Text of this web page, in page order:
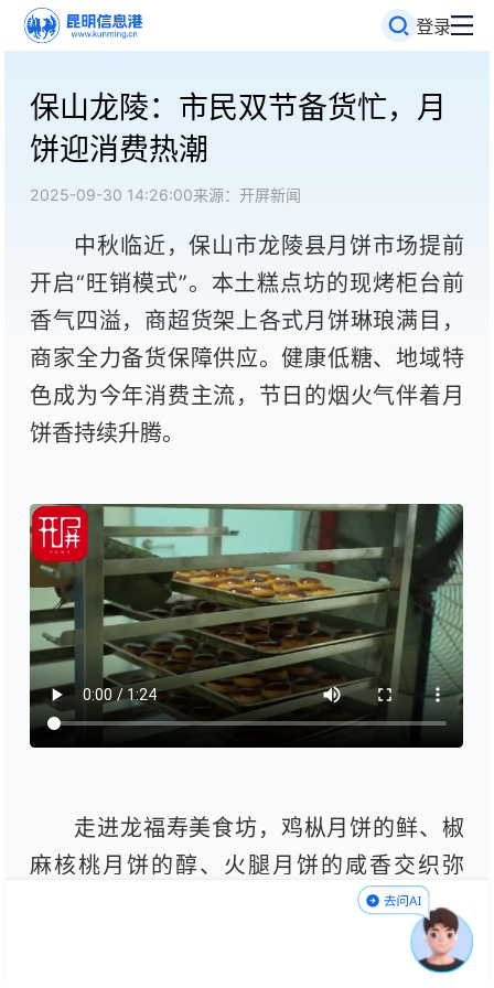
登录
保山龙陵：市民双节备货忙，月
饼迎消费热潮
2025-09-30 14:26:00来源：开屏新闻
中秋临近，保山市龙陵县月饼市场提前
开启“旺销模式”。本土糕点坊的现烤柜台前
香气四溢，商超货架上各式月饼琳琅满目，
商家全力备货保障供应。健康低糖、地域特
色成为今年消费主流，节日的烟火气伴着月
饼香持续升腾。
走进龙福寿美食坊，鸡枞月饼的鲜、椒
麻核桃月饼的醇、火腿月饼的咸香交织弥
漫，刚出炉的月饼还带着烤盘余温，外皮金
黄酥脆，引得顾客频频驻足挑选。店内收银
台前不时排起小队伍，中秋前的销量已较平